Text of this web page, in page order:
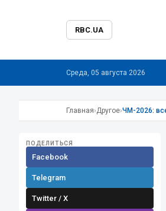
RBC.UA
Среда, 05 августа 2026
Главная›Другое›ЧМ-2026:
ПОДЕЛИТЬСЯ
Facebook
Telegram
Twitter / X